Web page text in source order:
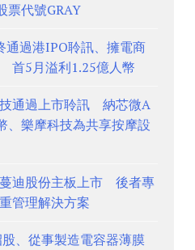
代號GRAY
通過港IPO聆訊、擁電商
首5月溢利1.25億人幣
通過上市聆訊 納芯微A
、樂摩科技為共享按摩設
迪股份主板上市 後者專
管理解決方案
、從事製造電容器薄膜